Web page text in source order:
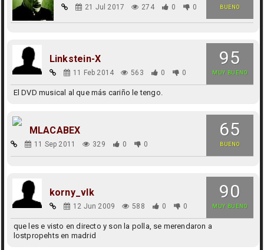
BUENO
21 Jul 2017 274 0 0
95
MUY BUENO
Linkstein-X
11 Feb 2014 563 0 0
El DVD musical al que más cariño le tengo.
65
BUENO
MLACABEX
11 Sep 2011 329 0 0
90
MUY BUENO
korny_vlk
12 Jun 2009 588 0 0
que les e visto en directo y son la polla, se merendaron a
lostpropehts en madrid